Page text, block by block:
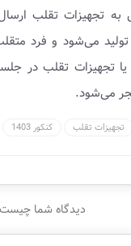
به تجهیزات تقلب
می‌شود و فرد
می‌شود.
تجهیزات تقلب کنکور 1403